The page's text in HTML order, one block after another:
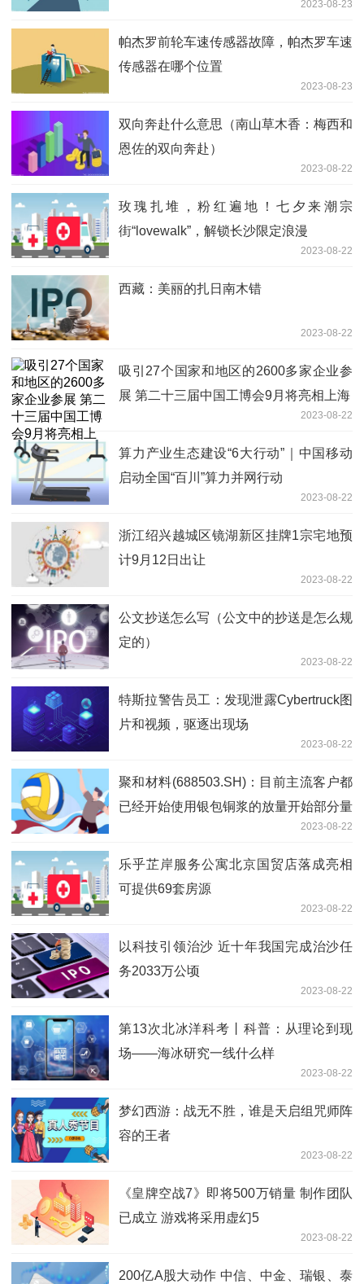
2023-08-23
帕杰罗前轮车速传感器故障，帕杰罗车速
传感器在哪个位置
2023-08-23
双向奔赴什么意思（南山草木香：梅西和
恩佐的双向奔赴）
2023-08-22
玫瑰扎堆，粉红遍地！七夕来潮宗
街“lovewalk”，解锁长沙限定浪漫
2023-08-22
西藏：美丽的扎日南木错
2023-08-22
吸引27个国家和地区的2600多家企业参
展 第二十三届中国工博会9月将亮相上海
2023-08-22
算力产业生态建设“6大行动”｜中国移动
启动全国“百川”算力并网行动
2023-08-22
浙江绍兴越城区镜湖新区挂牌1宗宅地预
计9月12日出让
2023-08-22
公文抄送怎么写（公文中的抄送是怎么规
定的）
2023-08-22
特斯拉警告员工：发现泄露Cybertruck图
片和视频，驱逐出现场
2023-08-22
聚和材料(688503.SH)：目前主流客户都
已经开始使用银包铜浆的放量开始部分量
2023-08-22
乐乎芷岸服务公寓北京国贸店落成亮相
可提供69套房源
2023-08-22
以科技引领治沙 近十年我国完成治沙任
务2033万公顷
2023-08-22
第13次北冰洋科考丨科普：从理论到现
场——海冰研究一线什么样
2023-08-22
梦幻西游：战无不胜，谁是天启组咒师阵
容的王者
2023-08-22
《皇牌空战7》即将500万销量 制作团队
已成立 游戏将采用虚幻5
2023-08-22
200亿A股大动作 中信、中金、瑞银、泰